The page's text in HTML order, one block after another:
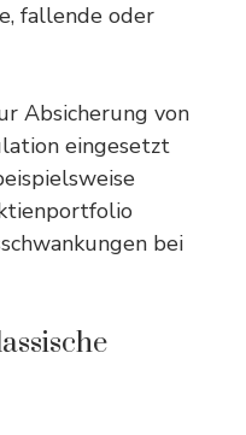
fallende oder
Absicherung von
eingesetzt
bei